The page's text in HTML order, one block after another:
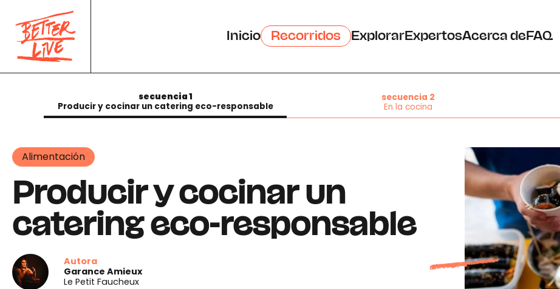
Inicio Recorridos Explorar ExpertosAcerca de FAQ
secuencia 1
Producir y cocinar un catering eco-responsable
secuencia 2
En la cocina
Alimentación
Producir y cocinar un
catering eco-responsable
Autora
Garance Amieux
Le Petit Faucheux
Panel de gestión de cookies